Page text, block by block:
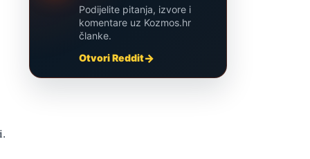
Podijelite pitanja, izvore i
komentare uz Kozmos.hr
članke.
Otvori Reddit